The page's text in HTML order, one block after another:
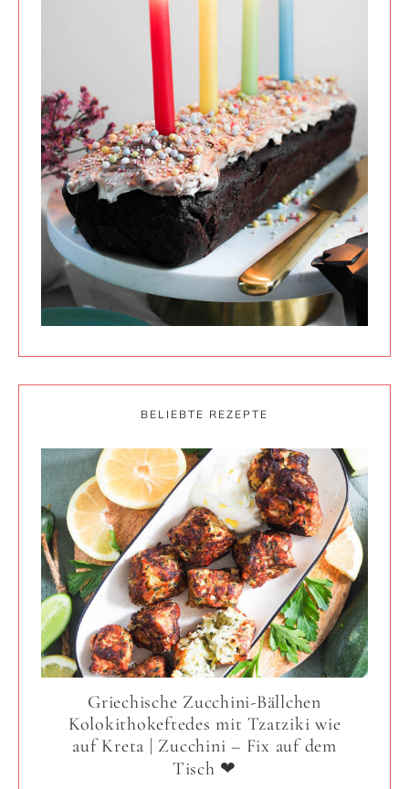
BELIEBTE REZEPTE
Griechische Zucchini-Bällchen
Kolokithokeftedes mit Tzatziki wie
auf Kreta | Zucchini – Fix auf dem
Tisch ❤